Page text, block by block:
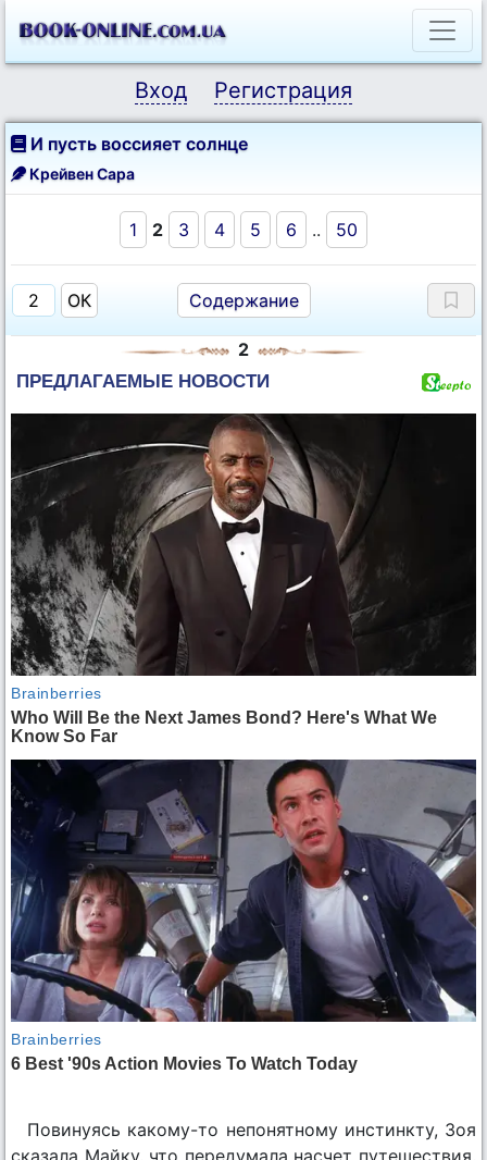
Вход Регистрация
И пусть воссияет солнце
Крейвен Сара
1 2 3 4 5 6 .. 50
Содержание
2
Повинуясь какому-то непонятному инстинкту, Зоя
сказала Майку, что передумала насчет путешествия,